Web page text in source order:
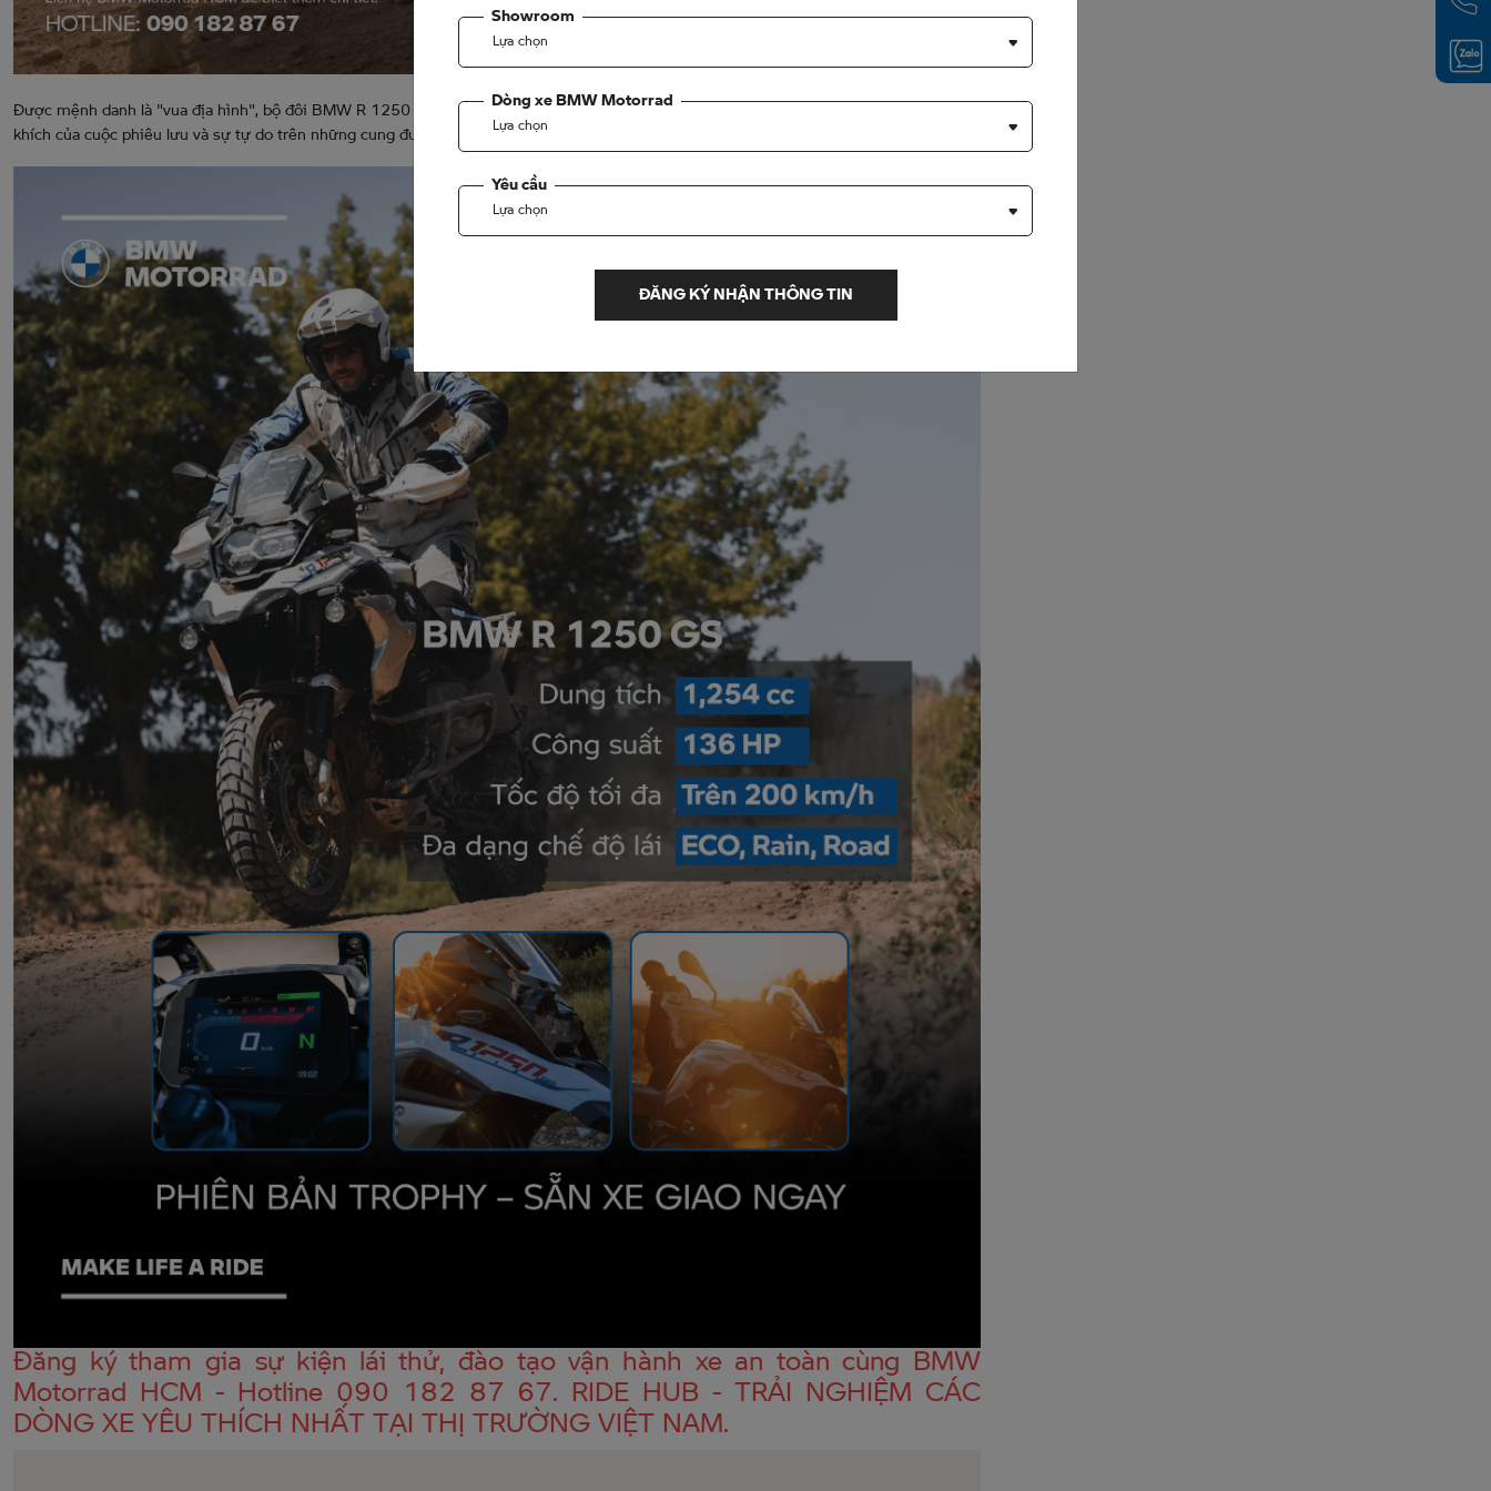
Được mệnh danh là "vua địa hình", bộ đôi BMW R 1250 GS sẽ đưa bạn đến những nơi bạn chưa từng khám phá, tận hưởng sự phấn
khích của cuộc phiêu lưu và sự tự do trên những cung đường rộng mở. #SpiritOfGS
Đăng ký tham gia sự kiện lái thử, đào tạo vận hành xe an toàn cùng BMW
Motorrad HCM - Hotline 090 182 87 67. RIDE HUB - TRẢI NGHIỆM CÁC
DÒNG XE YÊU THÍCH NHẤT TẠI THỊ TRƯỜNG VIỆT NAM.
Showroom
Lựa chọn
Dòng xe BMW Motorrad
Lựa chọn
Yêu cầu
Lựa chọn
ĐĂNG KÝ NHẬN THÔNG TIN